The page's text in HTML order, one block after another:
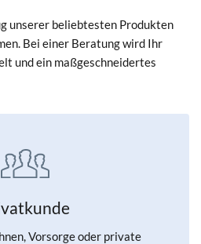
unserer beliebtesten Produkten
Bei einer Beratung wird Ihr
und ein maßgeschneidertes
Vorsorge oder private